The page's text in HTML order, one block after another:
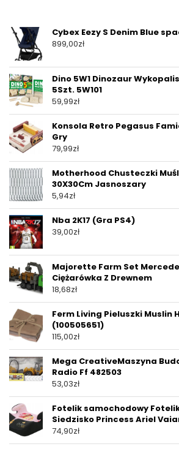
Cybex Eezy S Denim Blue
899,00zł
Dino 5W1 Dinozaur
5Szt. 5W101
59,99zł
Konsola Retro Pegasus
Gry
79,99zł
Motherhood Chusteczki
30X30Cm Jasnoszary
5,94zł
Nba 2K17 (Gra PS4)
39,00zł
Majorette Farm Set
Ciężarówka Z Drewnem
18,68zł
Ferm Living Pieluszki Muslin
(100505651)
115,00zł
Mega CreativeMaszyna
Radio Ff 482503
53,03zł
Fotelik samochodowy
Siedzisko Princess Ariel
74,90zł